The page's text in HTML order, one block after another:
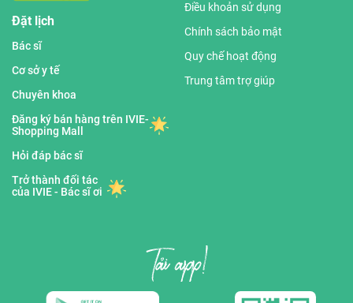
Đặt lịch
Bác sĩ
Cơ sở y tế
Chuyên khoa
Đăng ký bán hàng trên IVIE-
Shopping Mall
Hỏi đáp bác sĩ
Trở thành đối tác
của IVIE - Bác sĩ ơi
Điều khoản sử dụng
Chính sách bảo mật
Quy chế hoạt động
Trung tâm trợ giúp